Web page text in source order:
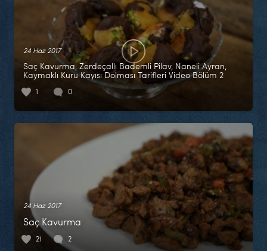
24 Haz 2017
Saç Kavurma, Zerdeçallı Bademli Pilav, Naneli Ayran,
Kaymaklı Kuru Kayısı Dolması Tarifleri Video Bölüm 2
1 0
24 Haz 2017
Saç Kavurma
21 2